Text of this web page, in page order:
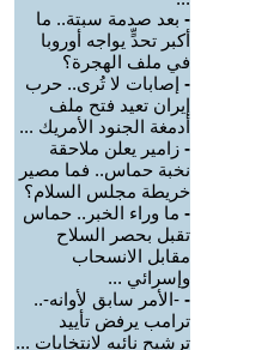
- بعد صدمة سبتة.. ما
أكبر تحدٍّ يواجه أوروبا
في ملف الهجرة؟
- إصابات لا تُرى.. حرب
إيران تعيد فتح ملف
أدمغة الجنود الأمريك ...
- زامير يعلن ملاحقة
نخبة حماس.. فما مصير
خريطة مجلس السلام؟
- ما وراء الخبر.. حماس
تقبل بحصر السلاح
مقابل الانسحاب
وإسرائي ...
- -الأمر سابق لأوانه-..
ترامب يرفض تأييد
ترشيح نائبه لانتخابات ...